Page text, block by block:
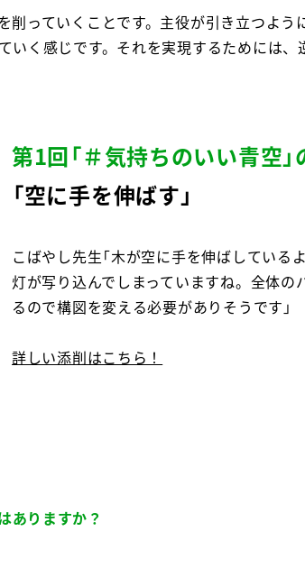
っていくことです。主役が引き立つよう
いく感じです。それを実現するためには
第1回「＃気持ちのいい青空
「空に手を伸ばす」
こばやし先生「木が空に手を伸ばしている
灯が写り込んでしまっていますね。全体の
るので構図を変える必要がありそうです」
詳しい添削はこちら！
ありますか？